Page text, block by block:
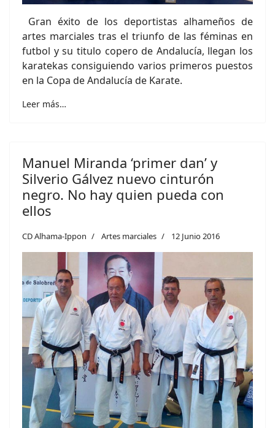
Gran éxito de los deportistas alhameños de
artes marciales tras el triunfo de las féminas en
futbol y su titulo copero de Andalucía, llegan los
karatekas consiguiendo varios primeros puestos
en la Copa de Andalucía de Karate.
Leer más…
Manuel Miranda ‘primer dan’ y
Silverio Gálvez nuevo cinturón
negro. No hay quien pueda con
ellos
CD Alhama-Ippon Artes marciales 12 Junio 2016